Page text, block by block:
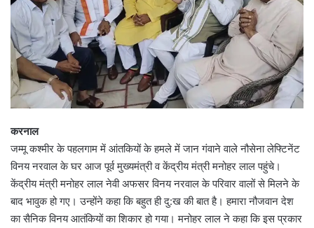
करनाल
जम्मू कश्मीर के पहलगाम में आंतकियों के हमले में जान गंवाने वाले नौसेना लेफ्टिनेंट
विनय नरवाल के घर आज पूर्व मुख्यमंत्री व केंद्रीय मंत्री मनोहर लाल पहुंचे।
केंद्रीय मंत्री मनोहर लाल नेवी अफसर विनय नरवाल के परिवार वालों से मिलने के
बाद भावुक हो गए। उन्होंने कहा कि बहुत ही दु:ख की बात है। हमारा नौजवान देश
का सैनिक विनय आतंकियों का शिकार हो गया। मनोहर लाल ने कहा कि इस प्रकार